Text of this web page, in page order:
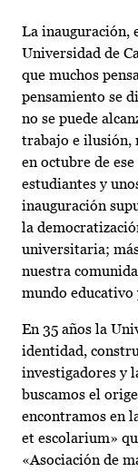
La inauguración,
Universidad de
que muchos
pensamiento se
no se puede
trabajo e ilusión,
en octubre de
estudiantes y
inauguración
la
universitaria;
nuestra
mundo
En 35 años la
identidad,
investigadores y
buscamos el
encontramos en
et escolarium»
«Asociación de